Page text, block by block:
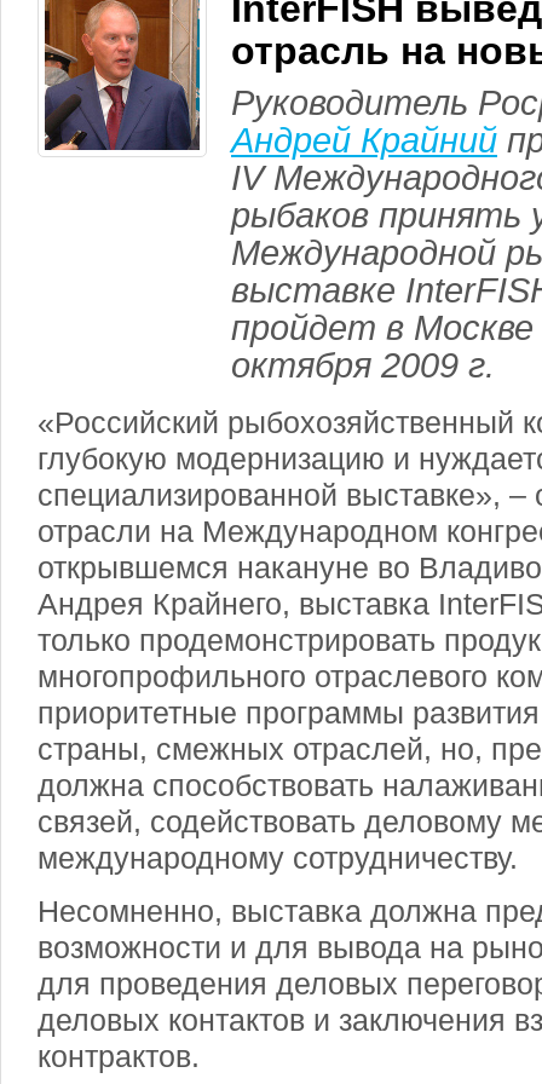
отрасль на
Руководитель
Андрей Крайний
IV
рыбаков принять
Международной
выставке
пройдет в Москве
октября 2009 г.
«Российский рыбохозяйственный
глубокую модернизацию и
специализированной выставке», –
отрасли на Международном
открывшемся накануне во
Андрея Крайнего, выставка
только продемонстрировать
многопрофильного отраслевого
приоритетные программы
страны, смежных отраслей, но,
должна способствовать
связей, содействовать деловому
международному сотрудничеству.
Несомненно, выставка должна
возможности и для вывода на
для проведения деловых
деловых контактов и заключения
контрактов.